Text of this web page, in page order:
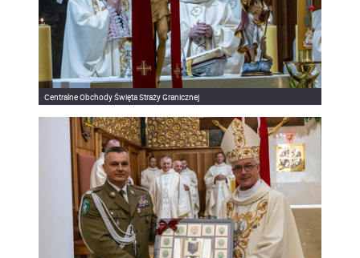
Centralne Obchody Święta Straży Granicznej